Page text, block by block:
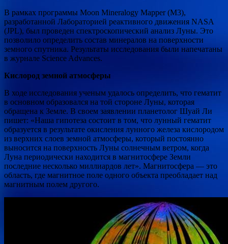
В рамках программы Moon Mineralogy Mapper (M3),
разработанной Лабораторией реактивного движения NASA
(JPL), был проведен спектроскопический анализ Луны. Это
позволило определить состав минералов на поверхности
земного спутника. Результаты исследования были напечатаны
в журнале Science Advances.
Кислород земной атмосферы
В ходе исследования ученым удалось определить, что гематит
в основном образовался на той стороне Луны, которая
обращена к Земле. В своем заявлении планетолог Шуай Ли
пишет: «Наша гипотеза состоит в том, что лунный гематит
образуется в результате окисления лунного железа кислородом
из верхних слоев земной атмосферы, который постоянно
выносится на поверхность Луны солнечным ветром, когда
Луна периодически находится в магнитосфере Земли
последние несколько миллиардов лет». Магнитосфера — это
область, где магнитное поле одного объекта преобладает над
магнитным полем другого.